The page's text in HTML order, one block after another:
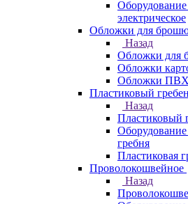
электрическое
Обложки для
Назад
Обложки для
Обложки
Обложки ПВХ
Пластиковый
Назад
Пластиковый
Оборудование
гребня
Пластиковая
Проволокошвейное
Назад